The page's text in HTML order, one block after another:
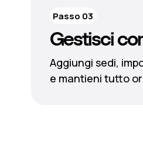
Gestisci
Aggiungi sedi,
e mantieni tutto
Passo 03